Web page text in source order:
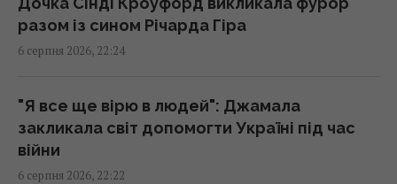
Китай оточив пустелю деревами: через
роки вона почала поглинати більше CO₂
20:52 четвер, 06 серпня 2026
"Стародавній" римський театр, популярний
серед туристів, виявився підробкою
разом із сином Річарда Гіра
6 серпня 2026, 22:24
"Я все ще вірю в людей": Джамала
закликала світ допомогти Україні під час
війни
6 серпня 2026, 22:22